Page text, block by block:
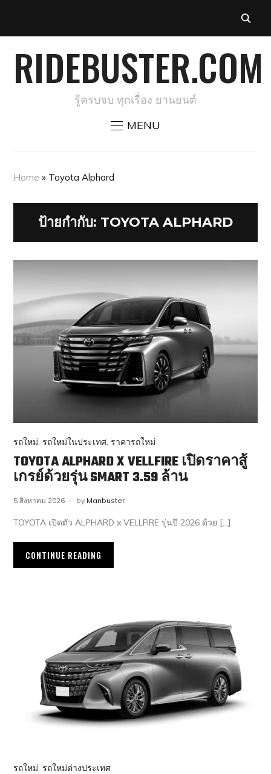
RIDEBUSTER.COM
รู้ครบจบ ทุกเรื่อง ยานยนต์
MENU
Home » Toyota Alphard
ป้ายกำกับ: TOYOTA ALPHARD
รถใหม่,รถใหม่ในประเทศ,ราคารถใหม่
TOYOTA ALPHARD X VELLFIRE เปิดราคาสู้
เกรย์ด้วยรุ่น SMART 3.59 ล้าน
5 สิงหาคม 2026 by Manbuster
TOYOTA เปิดตัว ALPHARD x VELLFIRE รุ่นปี 2026 ด้วย […]
CONTINUE READING
รถใหม่ ,รถใหม่ต่างประเทศ